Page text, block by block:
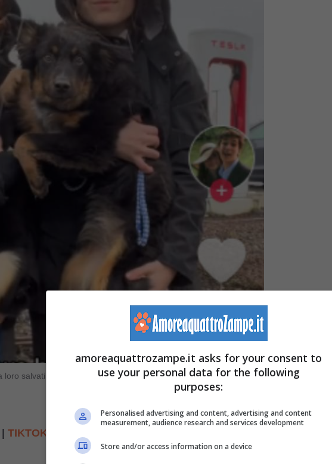
salvati dalla morte (Screenshot video TikTok – Thegoodhype –
TIKTOK
amoreaquattrozampe.it asks for your consent to
use your personal data for the following
purposes:
Personalised advertising and content, advertising and content
measurement, audience research and services development
Store and/or access information on a device